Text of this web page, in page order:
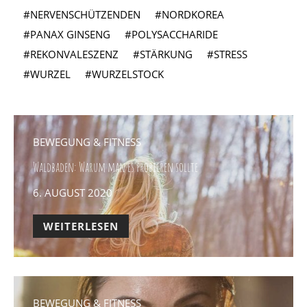
NERVENSCHÜTZENDEN
NORDKOREA
PANAX GINSENG
POLYSACCHARIDE
REKONVALESZENZ
STÄRKUNG
STRESS
WURZEL
WURZELSTOCK
BEWEGUNG & FITNESS
Waldbaden: Warum man es probieren sollte
POSTED
6. AUGUST 2020
WEITERLESEN
BEWEGUNG & FITNESS